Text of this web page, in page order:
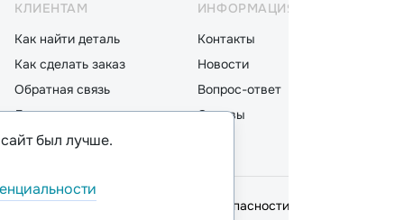
КЛИЕНТАМ
Как найти деталь
Как сделать заказ
Обратная связь
Доставка
Оплата
ИНФОРМАЦИЯ
Контакты
Новости
Вопрос-ответ
Отзывы
© 2026,ООО "ППР"
Политика безопасности
был лучше.